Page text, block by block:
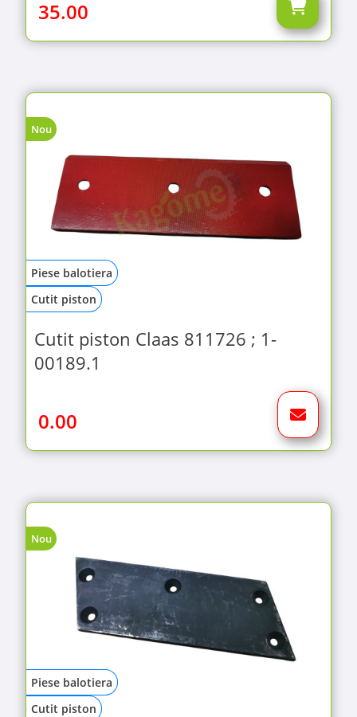
35.00
Nou
Piese balotiera
Cutit piston
Cutit piston Claas 811726 ; 1-
00189.1
0.00
Nou
Piese balotiera
Cutit piston